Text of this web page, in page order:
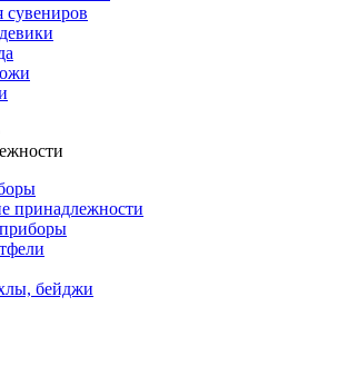
сувениров
принадлежности
бейджи